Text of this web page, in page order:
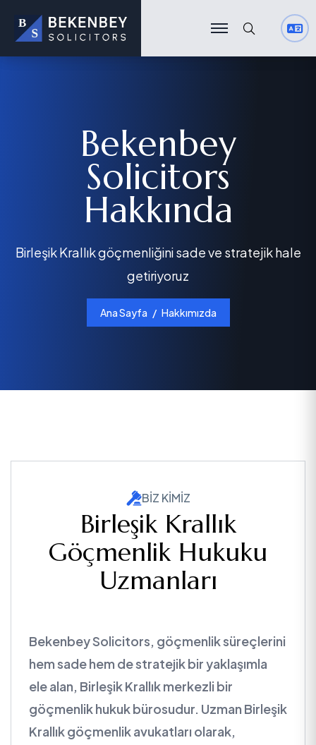
Bekenbey
Solicitors
Hakkında
Birleşik Krallık göçmenliğini sade ve stratejik hale
getiriyoruz
Ana Sayfa Hakkımızda
BIZ KIMIZ
Birleşik Krallık
Göçmenlik Hukuku
Uzmanları
Bekenbey Solicitors, göçmenlik süreçlerini
hem sade hem de stratejik bir yaklaşımla
ele alan, Birleşik Krallık merkezli bir
göçmenlik hukuk bürosudur. Uzman Birleşik
Krallık göçmenlik avukatları olarak,